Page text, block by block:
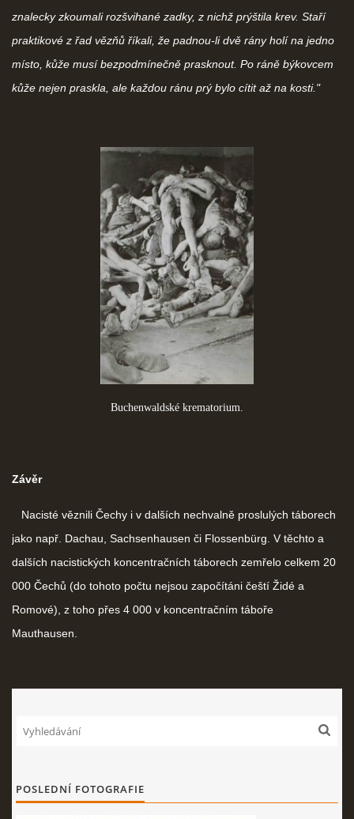
znalecky zkoumali rozšvihané zadky, z nichž prýštila krev. Staří
praktikové z řad vězňů říkali, že padnou-li dvě rány holí na jedno
místo, kůže musí bezpodmínečně prasknout. Po ráně býkovcem
kůže nejen praskla, ale každou ránu prý bylo cítit až na kosti."
Buchenwaldské krematorium.
Závěr
Nacisté věznili Čechy i v dalších nechvalně proslulých táborech
jako např. Dachau, Sachsenhausen či Flossenbürg. V těchto a
dalších nacistických koncentračních táborech zemřelo celkem 20
000 Čechů (do tohoto počtu nejsou započítáni čeští Židé a
Romové), z toho přes 4 000 v koncentračním táboře
Mauthausen.
POSLEDNÍ FOTOGRAFIE